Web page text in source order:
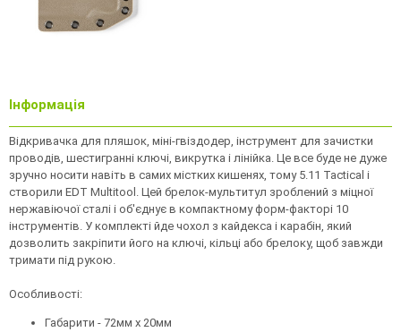
Інформація
Відкривачка для пляшок, міні-гвіздодер, інструмент для зачистки
проводів, шестигранні ключі, викрутка і лінійка. Це все буде не дуже
зручно носити навіть в самих містких кишенях, тому 5.11 Tactical і
створили EDT Multitool. Цей брелок-мультитул зроблений з міцної
нержавіючої сталі і об'єднує в компактному форм-факторі 10
інструментів. У комплекті йде чохол з кайдекса і карабін, який
дозволить закріпити його на ключі, кільці або брелоку, щоб завжди
тримати під рукою.
Особливості:
Габарити - 72мм x 20мм